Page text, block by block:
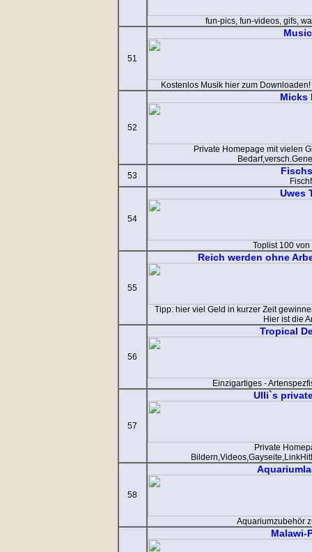
fun-pics, fun-videos, gifs,
51
Kostenlos Musik hier zum
52
Micks
Private Homepage mit vielen
53
54
Uwes
Toplist 100
55
Reich werden ohne
Tipp: hier viel Geld in kurzer Zeit
Hier ist die
56
Tropical
Einzigartiges -
57
Ulli`s
Private
58
Aquariumzubehör
Malawi-